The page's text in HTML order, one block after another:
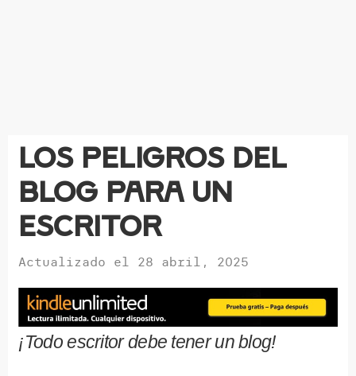
Los peligros del
blog para un
escritor
Actualizado el 28 abril, 2025
¡Todo escritor debe tener un blog!